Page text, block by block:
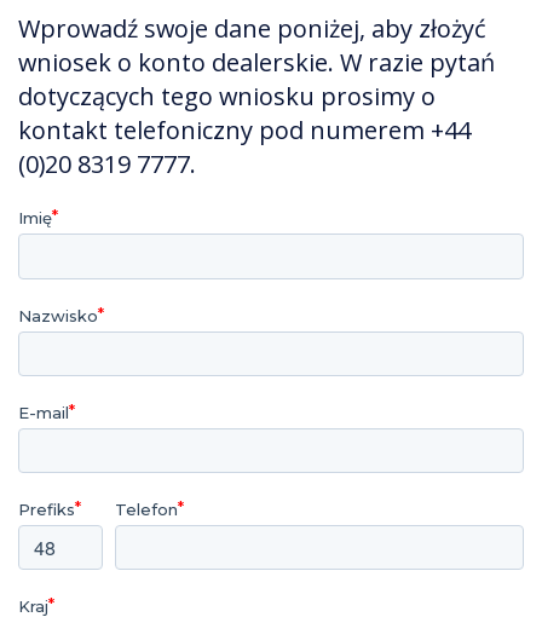
Wprowadź swoje dane poniżej, aby złożyć
wniosek o konto dealerskie. W razie pytań
dotyczących tego wniosku prosimy o
kontakt telefoniczny pod numerem +44
(0)20 8319 7777.
Imię
Nazwisko
E-mail
Prefiks Telefon
Kraj